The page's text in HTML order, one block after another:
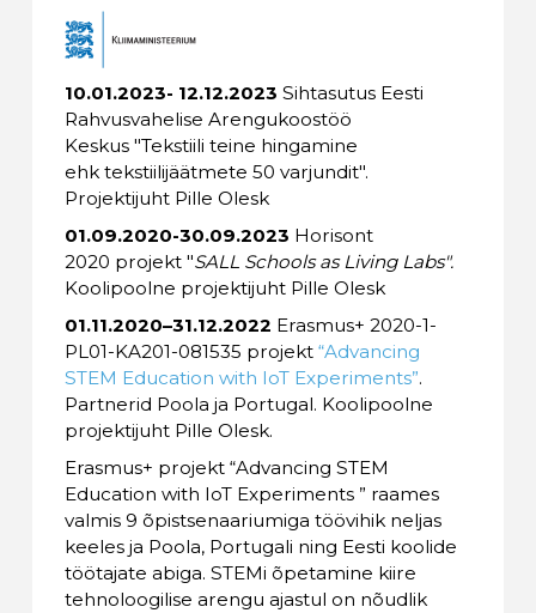
10.01.2023- 12.12.2023 Sihtasutus Eesti
Rahvusvahelise Arengukoostöö
Keskus "Tekstiili teine hingamine
ehk tekstiilijäätmete 50 varjundit".
Projektijuht Pille Olesk
01.09.2020-30.09.2023 Horisont
2020 projekt "SALL Schools as Living Labs".
Koolipoolne projektijuht Pille Olesk
01.11.2020–31.12.2022 Erasmus+ 2020-1-
PL01-KA201-081535 projekt “Advancing
STEM Education with IoT Experiments”.
Partnerid Poola ja Portugal. Koolipoolne
projektijuht Pille Olesk.
Erasmus+ projekt “Advancing STEM
Education with IoT Experiments ” raames
valmis 9 õpistsenaariumiga töövihik neljas
keeles ja Poola, Portugali ning Eesti koolide
töötajate abiga. STEMi õpetamine kiire
tehnoloogilise arengu ajastul on nõudlik